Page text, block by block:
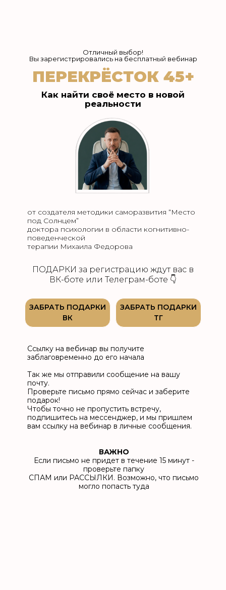
ПЕРЕКРЁСТОК 45+
Отличный выбор!
Вы зарегистрировались на бесплатный вебинар
Как найти своё место в новой
реальности
ПОДАРКИ за регистрацию ждут вас в
ВК-боте или Телеграм-боте 👇
ЗАБРАТЬ ПОДАРКИ
ВК
ЗАБРАТЬ ПОДАРКИ
ТГ
от создателя методики саморазвития “Место
под Солнцем”
доктора психологии в области когнитивно-
поведенческой
терапии Михаила Федорова
Ссылку на вебинар вы получите
заблаговременно до его начала
Так же мы отправили сообщение на вашу
почту.
Проверьте письмо прямо сейчас и заберите
подарок!
Чтобы точно не пропустить встречу,
подпишитесь на мессенджер, и мы пришлем
вам ссылку на вебинар в личные сообщения.
ВАЖНО
Если письмо не придет в течение 15 минут -
проверьте папку
СПАМ или РАССЫЛКИ. Возможно, что письмо
могло попасть туда